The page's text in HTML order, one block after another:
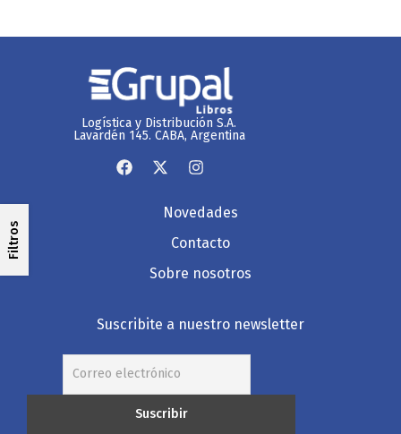
Filtros
Logística y Distribución S.A.
Lavardén 145. CABA, Argentina
Novedades
Contacto
Sobre nosotros
Suscribite a nuestro newsletter